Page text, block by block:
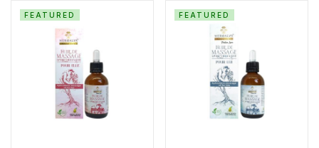
FEATURED FEATURED
Remember me Lost password?